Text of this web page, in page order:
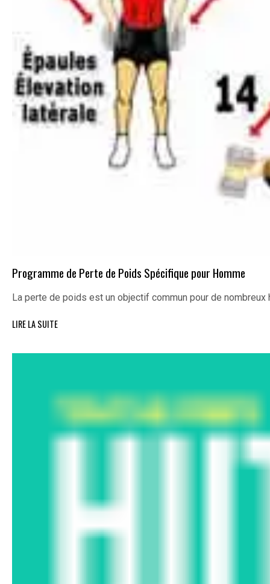
Programme de Perte de Poids Spécifique pour Homme
La perte de poids est un objectif commun pour de nombreux
LIRE LA SUITE